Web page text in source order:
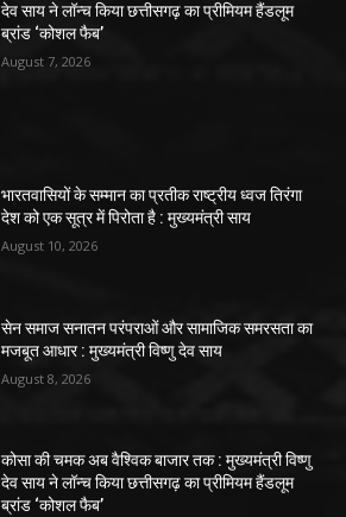
देव साय ने लॉन्च किया छत्तीसगढ़ का प्रीमियम हैंडलूम
ब्रांड ‘कोशल फैब’
August 7, 2026
भारतवासियों के सम्मान का प्रतीक राष्ट्रीय ध्वज तिरंगा
देश को एक सूत्र में पिरोता है : मुख्यमंत्री साय
August 10, 2026
सेन समाज सनातन परंपराओं और सामाजिक समरसता का
मजबूत आधार : मुख्यमंत्री विष्णु देव साय
August 8, 2026
कोसा की चमक अब वैश्विक बाजार तक : मुख्यमंत्री विष्णु
देव साय ने लॉन्च किया छत्तीसगढ़ का प्रीमियम हैंडलूम
ब्रांड ‘कोशल फैब’